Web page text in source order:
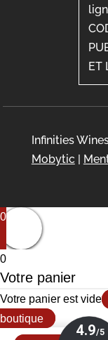
ET
Infinities
Mobytic
0
0
Votre panier
Votre panier est vide
boutique